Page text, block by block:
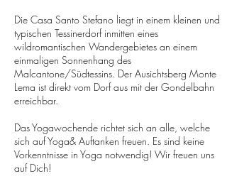
Die Casa Santo Stefano liegt in einem kleinen und
typischen Tessinerdorf inmitten eines
wildromantischen Wandergebietes an einem
einmaligen Sonnenhang des
Malcantone/Südtessins. Der Ausichtsberg Monte
Lema ist direkt vom Dorf aus mit der Gondelbahn
erreichbar.
Das Yogawochende richtet sich an alle, welche
sich auf Yoga& Auftanken freuen. Es sind keine
Vorkenntnisse in Yoga notwendig! Wir freuen uns
auf Dich!